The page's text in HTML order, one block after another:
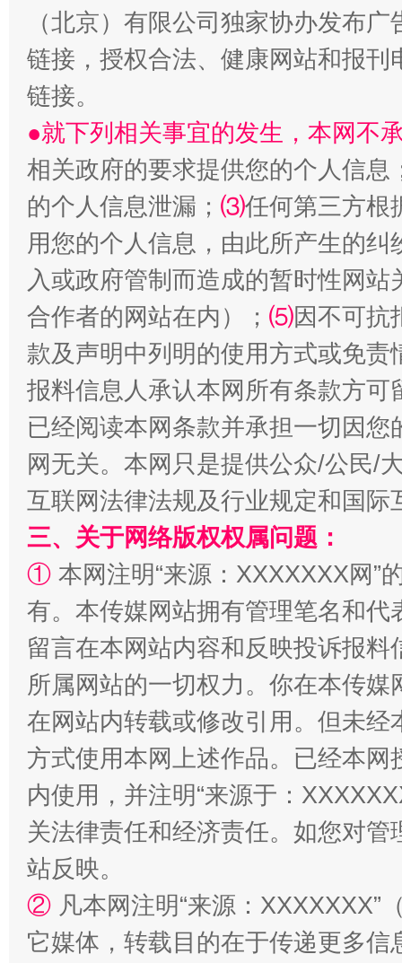
“刷贴”乱象丛生
生
揭批美国五大"原罪" "炒
解纷+调解+退费，一次搞定
站台名比不上好声名
（北京）有限公司独家协办发布
链接，授权合法、健康网站和报
链接。
●就下列相关事宜的发生，本网不
相关政府的要求提供您的个人信息
的个人信息泄漏； ⑶任何第三方根
用您的个人信息，由此所产生的纠
入或政府管制而造成的暂时性网
合作者的网站在内）； ⑸因不可抗
款及声明中列明的使用方式或免责
报料信息人承认本网所有条款方
已经阅读本网条款并承担一切因
网无关。本网只是提供公众/公民/
互联网法律法规及行业规定和国
三、关于网络版权权属问题：
① 本网注明“来源：XXXXXXX网”
有。本传媒网站拥有管理笔名和
留言在本网站内容和反映投诉报
所属网站的一切权力。你在本传
在网站内转载或修改引用。但未
方式使用本网上述作品。已经本
内使用，并注明“来源于：
关法律责任和经济责任。如您对
站反映。
② 凡本网注明“来源：
它媒体，转载目的在于传递更多